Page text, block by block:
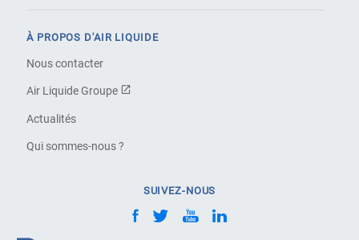
À PROPOS D'AIR LIQUIDE
Nous contacter
Air Liquide Groupe
Actualités
Qui sommes-nous ?
SUIVEZ-NOUS